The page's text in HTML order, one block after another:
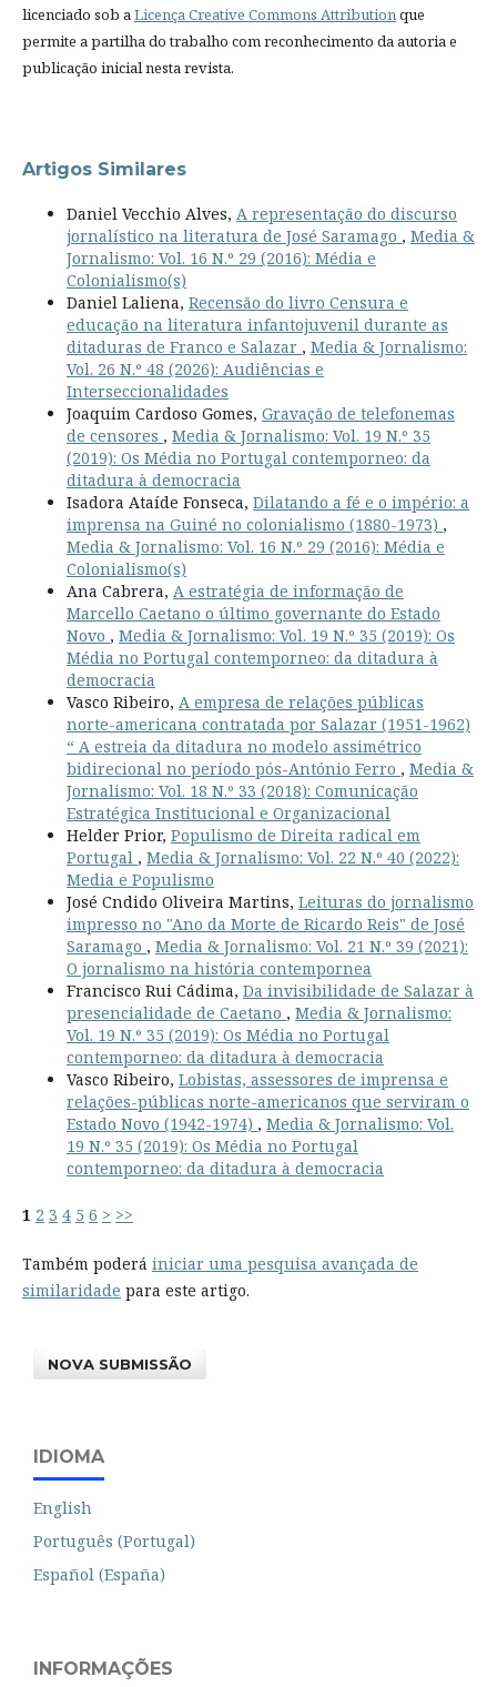
licenciado sob aLicença Creative Commons Attributionque
permite a partilha do trabalho com reconhecimento da autoria e
publicação inicial nesta revista.
Artigos Similares
Daniel Vecchio Alves, A representação do discurso
jornalístico na literatura de José Saramago , Media &
Jornalismo: Vol. 16 N.º 29 (2016): Média e
Colonialismo(s)
Daniel Laliena, Recensão do livro Censura e
educação na literatura infantojuvenil durante as
ditaduras de Franco e Salazar , Media & Jornalismo:
Vol. 26 N.º 48 (2026): Audiências e
Interseccionalidades
Joaquim Cardoso Gomes, Gravação de telefonemas
de censores , Media & Jornalismo: Vol. 19 N.º 35
(2019): Os Média no Portugal contemporneo: da
ditadura à democracia
Isadora Ataíde Fonseca, Dilatando a fé e o império: a
imprensa na Guiné no colonialismo (1880-1973) ,
Media & Jornalismo: Vol. 16 N.º 29 (2016): Média e
Colonialismo(s)
Ana Cabrera, A estratégia de informação de
Marcello Caetano o último governante do Estado
Novo , Media & Jornalismo: Vol. 19 N.º 35 (2019): Os
Média no Portugal contemporneo: da ditadura à
democracia
Vasco Ribeiro, A empresa de relações públicas
norte-americana contratada por Salazar (1951-1962)
“ A estreia da ditadura no modelo assimétrico
bidirecional no período pós-António Ferro , Media &
Jornalismo: Vol. 18 N.º 33 (2018): Comunicação
Estratégica Institucional e Organizacional
Helder Prior, Populismo de Direita radical em
Portugal , Media & Jornalismo: Vol. 22 N.º 40 (2022):
Media e Populismo
José Cndido Oliveira Martins, Leituras do jornalismo
impresso no "Ano da Morte de Ricardo Reis" de José
Saramago , Media & Jornalismo: Vol. 21 N.º 39 (2021):
O jornalismo na história contempornea
Francisco Rui Cádima, Da invisibilidade de Salazar à
presencialidade de Caetano , Media & Jornalismo:
Vol. 19 N.º 35 (2019): Os Média no Portugal
contemporneo: da ditadura à democracia
Vasco Ribeiro, Lobistas, assessores de imprensa e
relações-públicas norte-americanos que serviram o
Estado Novo (1942-1974) , Media & Jornalismo: Vol.
19 N.º 35 (2019): Os Média no Portugal
contemporneo: da ditadura à democracia
1 2 3 4 5 6 > >>
Também poderá iniciar uma pesquisa avançada de
similaridade para este artigo.
NOVA SUBMISSÃO
IDIOMA
English
Português (Portugal)
Español (España)
INFORMAÇÕES